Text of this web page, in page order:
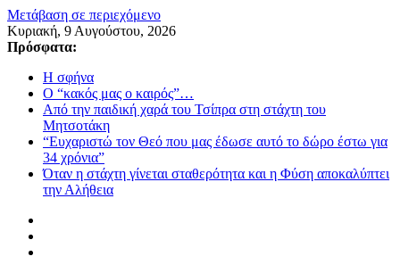
Μετάβαση σε περιεχόμενο
Κυριακή, 9 Αυγούστου, 2026
Πρόσφατα:
Η σφήνα
Ο “κακός μας ο καιρός”…
Από την παιδική χαρά του Τσίπρα στη στάχτη του
Μητσοτάκη
“Ευχαριστώ τον Θεό που μας έδωσε αυτό το δώρο έστω για
34 χρόνια”
Όταν η στάχτη γίνεται σταθερότητα και η Φύση αποκαλύπτει
την Αλήθεια